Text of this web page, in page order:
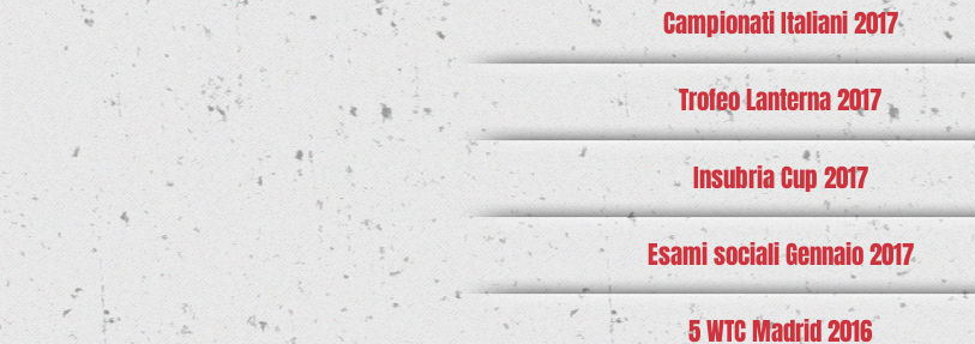
Campionati Italiani 2017
Trofeo Lanterna 2017
Insubria Cup 2017
Esami sociali Gennaio 2017
5 WTC Madrid 2016